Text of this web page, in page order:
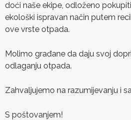
doći naše ekipe, odloženo
ekološki ispravan način putem
ove vrste otpada.
Molimo građane da daju svoj
odlaganju otpada.
Zahvaljujemo na razumijevanju i
S poštovanjem!